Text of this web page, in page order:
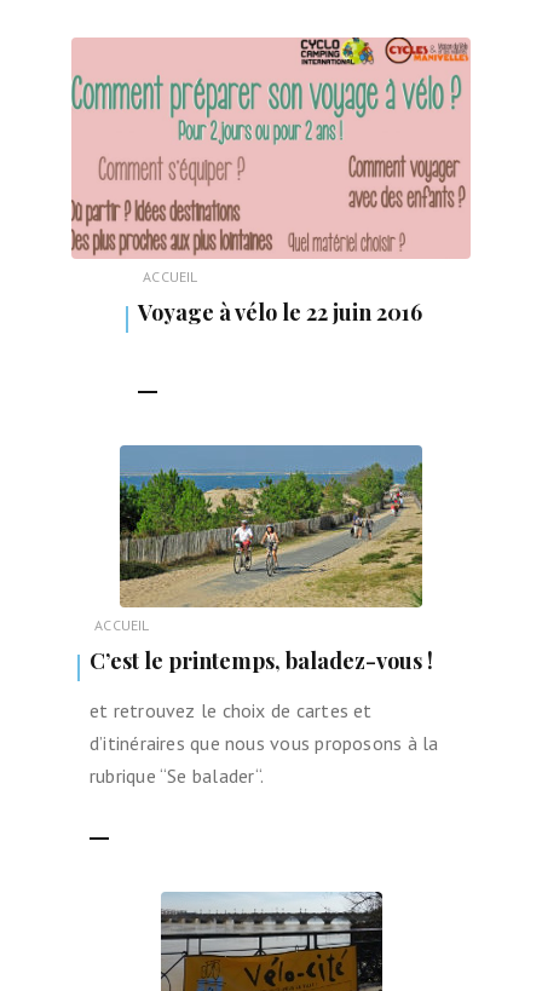
ACCUEIL
Voyage à vélo le 22 juin 2016
ACCUEIL
C’est le printemps, baladez-vous !
et retrouvez le choix de cartes et
d’itinéraires que nous vous proposons à la
rubrique “Se balader“.